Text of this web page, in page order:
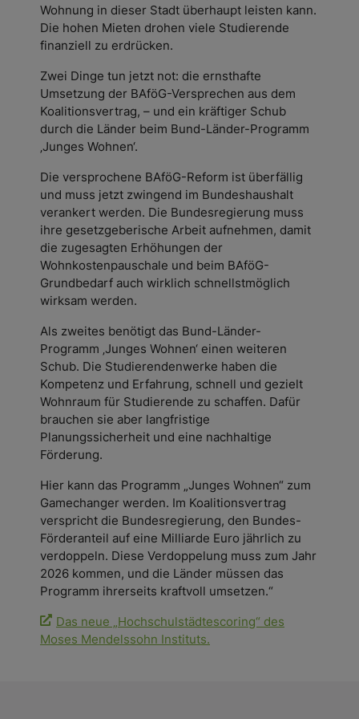
Wohnung in dieser Stadt überhaupt leisten kann.
Die hohen Mieten drohen viele Studierende
finanziell zu erdrücken.
Zwei Dinge tun jetzt not: die ernsthafte
Umsetzung der BAföG-Versprechen aus dem
Koalitionsvertrag, – und ein kräftiger Schub
durch die Länder beim Bund-Länder-Programm
‚Junges Wohnen‘.
Die versprochene BAföG-Reform ist überfällig
und muss jetzt zwingend im Bundeshaushalt
verankert werden. Die Bundesregierung muss
ihre gesetzgeberische Arbeit aufnehmen, damit
die zugesagten Erhöhungen der
Wohnkostenpauschale und beim BAföG-
Grundbedarf auch wirklich schnellstmöglich
wirksam werden.
Als zweites benötigt das Bund-Länder-
Programm ‚Junges Wohnen‘ einen weiteren
Schub. Die Studierendenwerke haben die
Kompetenz und Erfahrung, schnell und gezielt
Wohnraum für Studierende zu schaffen. Dafür
brauchen sie aber langfristige
Planungssicherheit und eine nachhaltige
Förderung.
Hier kann das Programm „Junges Wohnen“ zum
Gamechanger werden. Im Koalitionsvertrag
verspricht die Bundesregierung, den Bundes-
Förderanteil auf eine Milliarde Euro jährlich zu
verdoppeln. Diese Verdoppelung muss zum Jahr
2026 kommen, und die Länder müssen das
Programm ihrerseits kraftvoll umsetzen.“
Das neue „Hochschulstädtescoring“ des
Moses Mendelssohn Instituts.